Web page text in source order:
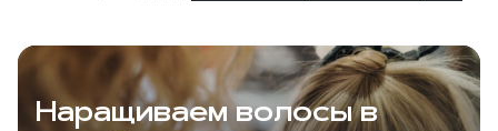
Наращиваем волосы в